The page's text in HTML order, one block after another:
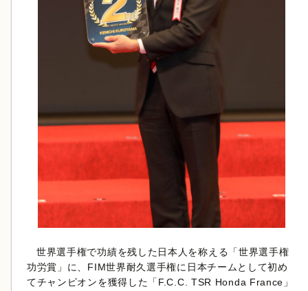
世界選手権で功績を残した日本人を称える「世界選手権
功労賞」に、FIM世界耐久選手権に日本チームとして初め
てチャンピオンを獲得した「F.C.C. TSR Honda France」